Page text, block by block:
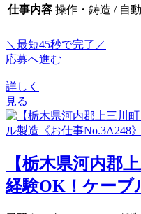
仕事内容 操作・鋳造 / 自
＼最短45秒で完了／
応募へ進む
詳しく
見る
【栃木県河内郡
経験OK！ケーブ